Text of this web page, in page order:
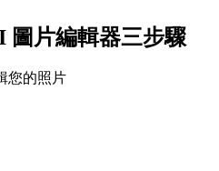
圖片編輯器三步驟
您的照片